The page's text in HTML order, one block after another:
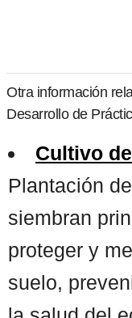
Otra información
Desarrollo de
Cultivo
Plantación
siembran
proteger y
suelo,